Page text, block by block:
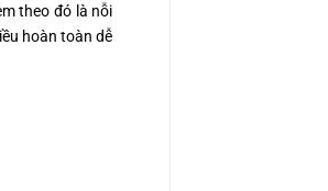
theo đó là nỗi
hoàn toàn dễ